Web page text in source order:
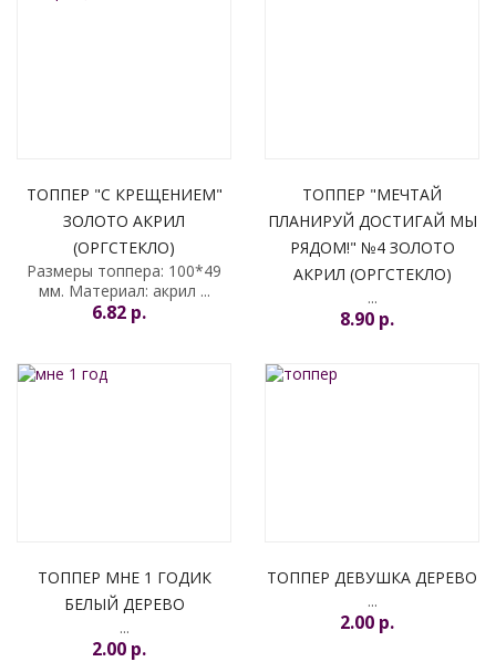
ТОППЕР "С КРЕЩЕНИЕМ"
ЗОЛОТО АКРИЛ
(ОРГСТЕКЛО)
Размеры топпера: 100*49
мм. Материал: акрил ...
6.82 p.
ТОППЕР "МЕЧТАЙ
ПЛАНИРУЙ ДОСТИГАЙ МЫ
РЯДОМ!" №4 ЗОЛОТО
АКРИЛ (ОРГСТЕКЛО)
...
8.90 p.
ТОППЕР МНЕ 1 ГОДИК
БЕЛЫЙ ДЕРЕВО
...
2.00 p.
ТОППЕР ДЕВУШКА ДЕРЕВО
...
2.00 p.